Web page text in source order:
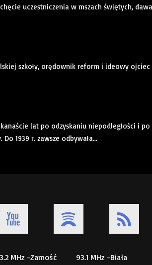
uczestniczenia w mszach świętych,
szkoły, orędownik reform i ideowy ojciec
lat po odzyskaniu niepodległości i po
1939 r. zawsze odbywała...
MHz -Zamość
93.1 MHz -Biała